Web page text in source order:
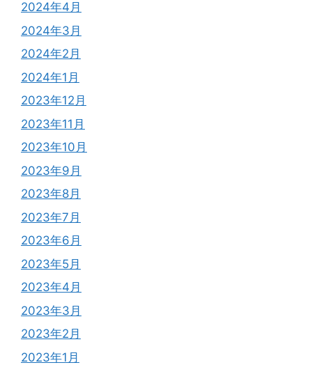
2024年4月
2024年3月
2024年2月
2024年1月
2023年12月
2023年11月
2023年10月
2023年9月
2023年8月
2023年7月
2023年6月
2023年5月
2023年4月
2023年3月
2023年2月
2023年1月